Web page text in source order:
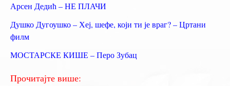
г
а
з
а
:
Арсен Дедић – НЕ ПЛАЧИ
Душко Дугоушко – Хеј, шефе, који ти је враг? – Цртани
филм
МОСТАРСКЕ КИШЕ – Перо Зубац
Прочитајте више: